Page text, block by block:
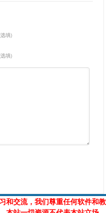
填)
填)
和交流，我们尊重任何软件和教